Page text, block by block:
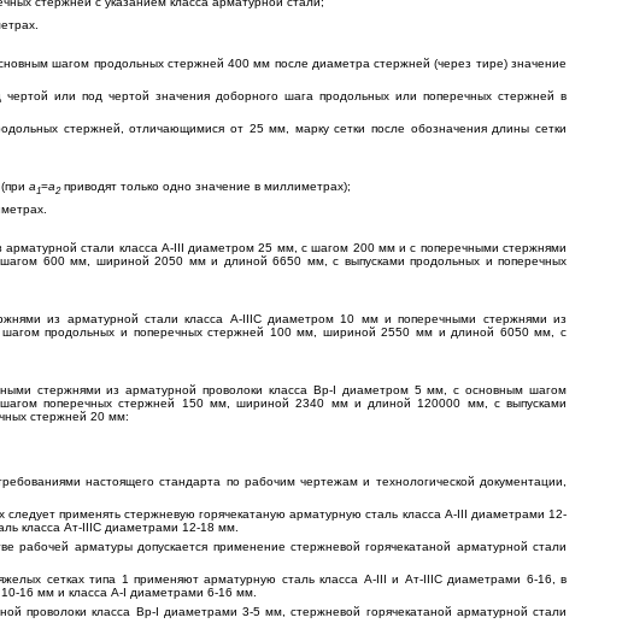
шагом продольных стержней 400 мм после диаметра стержней (через тире) значение
или под чертой значения доборного шага продольных или поперечных стержней в
стержней, отличающимися от 25 мм, марку сетки после обозначения длины сетки
а1=а2приводят только одно значение в миллиметрах);
арматурной стали класса А-III диаметром 25 мм, с шагом 200 мм и с поперечными стержнями
600 мм, шириной 2050 мм и длиной 6650 мм, с выпусками продольных и поперечных
из арматурной стали класса А-IIIC диаметром 10 мм и поперечными стержнями из
продольных и поперечных стержней 100 мм, шириной 2550 мм и длиной 6050 мм, с
стержнями из арматурной проволоки класса Вр-I диаметром 5 мм, с основным шагом
поперечных стержней 150 мм, шириной 2340 мм и длиной 120000 мм, с выпусками
стержней 20 мм:
настоящего стандарта по рабочим чертежам и технологической документации,
следует применять стержневую горячекатаную арматурную сталь класса А-III диаметрами 12-
класса Ат-IIIC диаметрами 12-18 мм.
рабочей арматуры допускается применение стержневой горячекатаной арматурной стали
сетках типа 1 применяют арматурную сталь класса А-III и Ат-IIIC диаметрами 6-16, в
16 мм и класса А-I диаметрами 6-16 мм.
проволоки класса Вр-I диаметрами 3-5 мм, стержневой горячекатаной арматурной стали